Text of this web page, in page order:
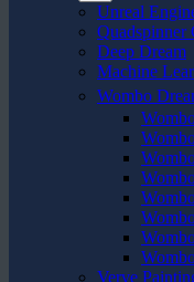
Unreal
Quadspinner
Deep Dream
Machine
Wombo
Verve